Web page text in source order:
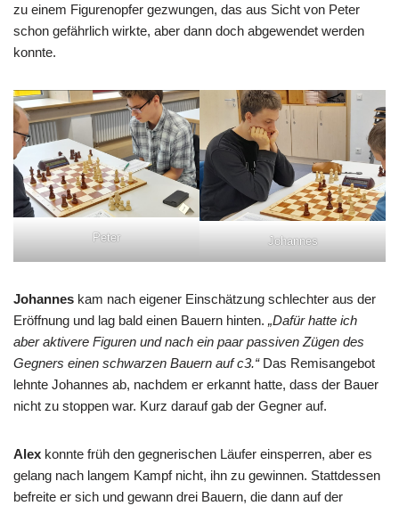
zu einem Figurenopfer gezwungen, das aus Sicht von Peter
schon gefährlich wirkte, aber dann doch abgewendet werden
konnte.
Peter Johannes
Johannes kam nach eigener Einschätzung schlechter aus der
Eröffnung und lag bald einen Bauern hinten. „Dafür hatte ich
aber aktivere Figuren und nach ein paar passiven Zügen des
Gegners einen schwarzen Bauern auf c3.“ Das Remisangebot
lehnte Johannes ab, nachdem er erkannt hatte, dass der Bauer
nicht zu stoppen war. Kurz darauf gab der Gegner auf.
Alex konnte früh den gegnerischen Läufer einsperren, aber es
gelang nach langem Kampf nicht, ihn zu gewinnen. Stattdessen
befreite er sich und gewann drei Bauern, die dann auf der